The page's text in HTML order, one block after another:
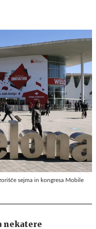
sejma in kongresa Mobile
nekatere